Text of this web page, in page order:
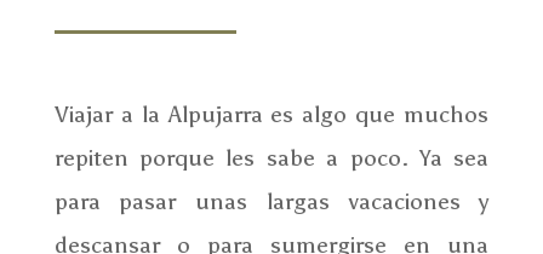
Viajar a la Alpujarra es algo que muchos
repiten porque les sabe a poco. Ya sea
para pasar unas largas vacaciones y
descansar o para sumergirse en una